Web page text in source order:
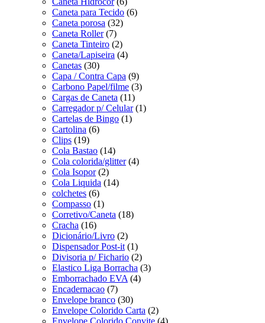
Caneta para Tecido (6)
Caneta porosa (32)
Caneta Roller (7)
Caneta Tinteiro (2)
Caneta/Lapiseira (4)
Canetas (30)
Capa / Contra Capa (9)
Carbono Papel/filme (3)
Cargas de Caneta (11)
Carregador p/ Celular (1)
Cartelas de Bingo (1)
Cartolina (6)
Clips (19)
Cola Bastao (14)
Cola colorida/glitter (4)
Cola Isopor (2)
Cola Liquida (14)
colchetes (6)
Compasso (1)
Corretivo/Caneta (18)
Cracha (16)
Dicionário/Livro (2)
Dispensador Post-it (1)
Divisoria p/ Fichario (2)
Elastico Liga Borracha (3)
Emborrachado EVA (4)
Encadernacao (7)
Envelope branco (30)
Envelope Colorido Carta (2)
Envelope Colorido Convite (4)